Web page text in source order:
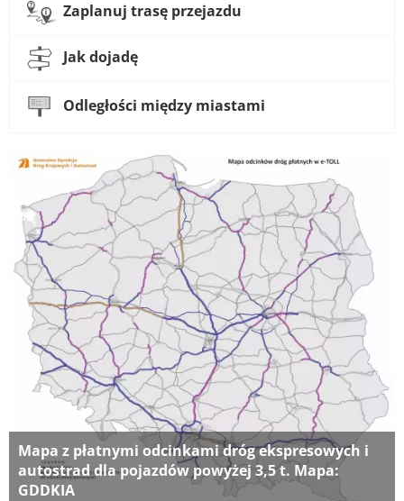
Zaplanuj trasę przejazdu
Jak dojadę
Odległości między miastami
Mapa z płatnymi odcinkami dróg ekspresowych i
autostrad dla pojazdów powyżej 3,5 t. Mapa:
GDDKIA